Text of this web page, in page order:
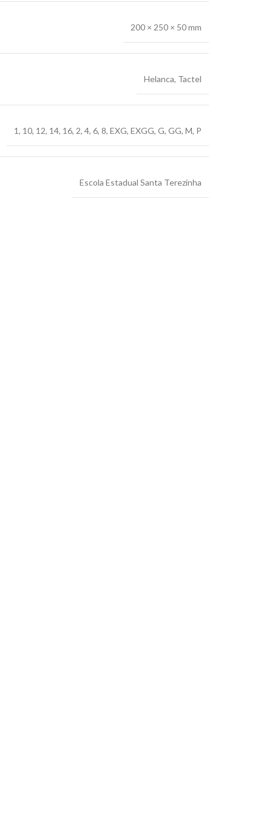
200 × 250 × 50 mm
Helanca, Tactel
1, 10, 12, 14, 16, 2, 4, 6, 8, EXG, EXGG, G, GG, M, P
Escola Estadual Santa Terezinha